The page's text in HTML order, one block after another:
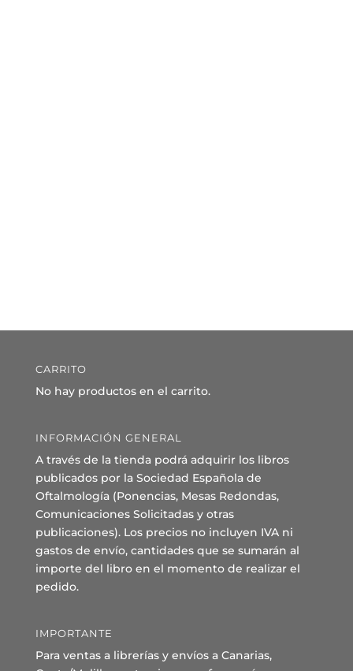
CARRITO
No hay productos en el carrito.
INFORMACIÓN GENERAL
A través de la tienda podrá adquirir los libros
publicados por la Sociedad Española de
Oftalmología (Ponencias, Mesas Redondas,
Comunicaciones Solicitadas y otras
publicaciones). Los precios no incluyen IVA ni
gastos de envío, cantidades que se sumarán al
importe del libro en el momento de realizar el
pedido.
IMPORTANTE
Para ventas a librerías y envíos a Canarias,